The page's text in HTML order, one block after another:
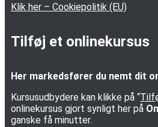
Klik her – Cookiepolitik (EU)
Tilføj et onlinekursus
Her markedsfører du nemt dit
Kursusudbydere kan klikke på “
onlinekursus gjort synligt her på
ganske få minutter.